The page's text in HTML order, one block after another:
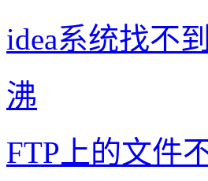
idea系统找不
沸
FTP上的文件